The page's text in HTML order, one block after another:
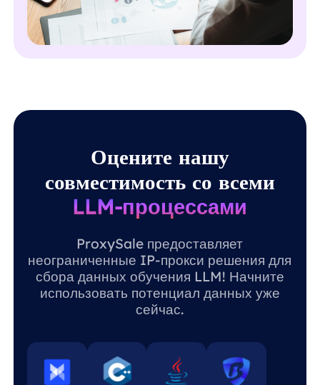
Оцените нашу
совместимость со всеми
LLM-процессами
ProxySale предоставляет
неограниченные IP-прокси решения для
сбора данных обучения LLM! Начните
использовать потенциал данных уже
сейчас.